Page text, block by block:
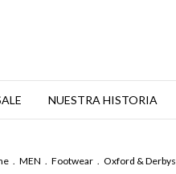
NUESTRA HISTORIA
. MEN . Footwear . Oxford & Derbys